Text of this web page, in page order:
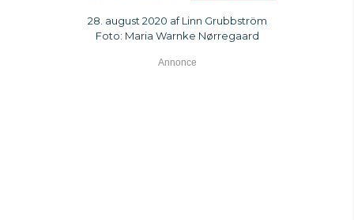
28. august 2020 af Linn Grubbström
Foto: Maria Warnke Nørregaard